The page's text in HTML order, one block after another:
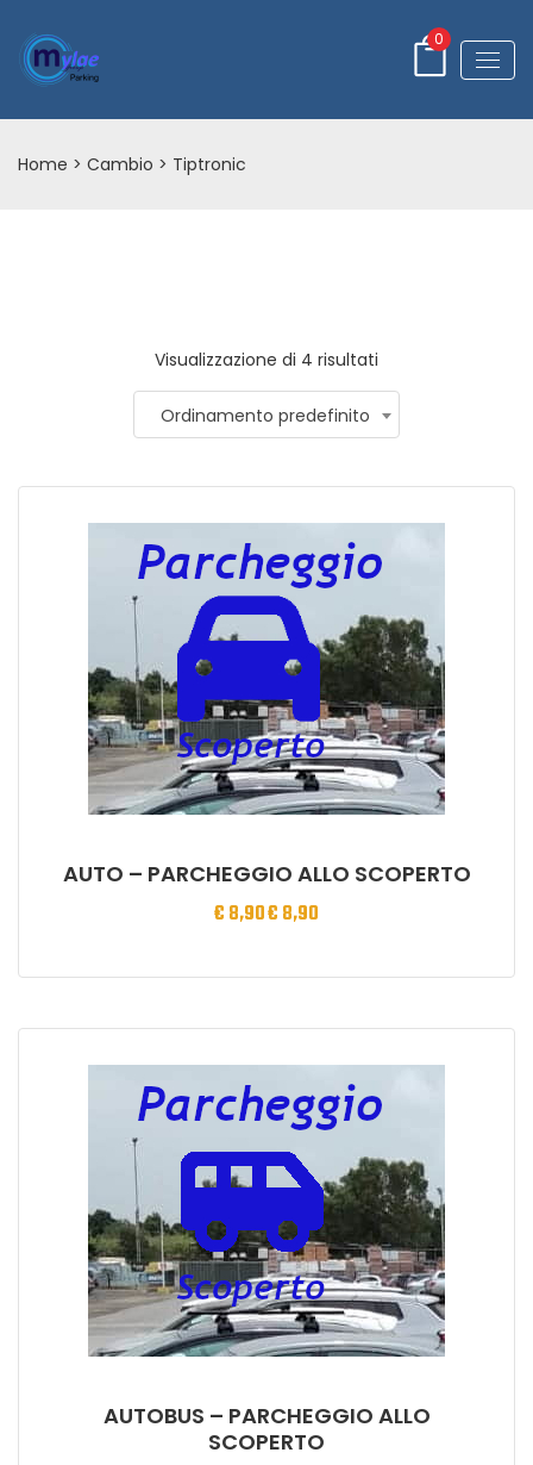
0
Home > Cambio > Tiptronic
Visualizzazione di 4 risultati
Ordinamento predefinito
AUTO – PARCHEGGIO ALLO SCOPERTO
€8,90€8,90
AUTOBUS – PARCHEGGIO ALLO
SCOPERTO